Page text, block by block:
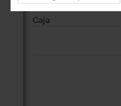
Caja